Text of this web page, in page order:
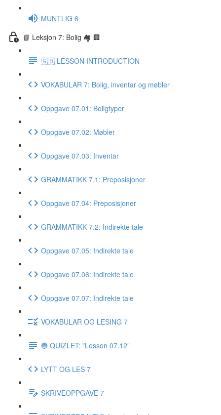
MUNTLIG 6
📘 Leksjon 7: Bolig 🏘 🏢
🇬🇧 LESSON INTRODUCTION
VOKABULAR 7: Bolig, inventar og møbler
Oppgave 07.01: Boligtyper
Oppgave 07.02: Møbler
Oppgave 07.03: Inventar
GRAMMATIKK 7.1: Preposisjoner
Oppgave 07.04: Preposisjoner
GRAMMATIKK 7.2: Indirekte tale
Oppgave 07.05: Indirekte tale
Oppgave 07.06: Indirekte tale
Oppgave 07.07: Indirekte tale
VOKABULAR OG LESING 7
🔵 QUIZLET: "Lesson 07.12"
LYTT OG LES 7
SKRIVEOPPGAVE 7